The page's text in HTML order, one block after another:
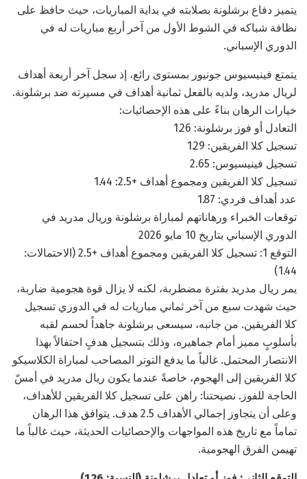
يتميز دفاع برشلونة بصلابته في بداية المباريات، حيث حافظ على
نظافة شباكه في الشوط الأول من آخر أربع مباريات له في
الدوري الإسباني.
يتمتع فينيسيوس جونيور بمستوى رائع، إذ سجل آخر أربعة أهداف
لريال مدريد، ولديه بالفعل ثمانية أهداف في مسيرته ضد برشلونة.
خيارات الرهان بناءً على هذه الإحصائيات:
التعادل أو فوز برشلونة: 1.26
تسجيل كلا الفريقين: 1.29
تسجيل فينيسيوس: 2.65
تسجيل كلا الفريقين ومجموع أهداف +2.5: 1.44
عدد أهداف فردي: 1.87
توقعات الخبراء ورهاناتهم لمباراة برشلونة وريال مدريد في
الدوري الإسباني بتاريخ 10 مايو 2026
التوقع 1: تسجيل كلا الفريقين ومجموع أهداف +2.5 (الاحتمالات:
1.44)
يمر ريال مدريد بفترة مضطربة، لكنه لا يزال قوة هجومية ضاربة،
حيث شهدت سبع من آخر ثماني مباريات له في الدوري تسجيل
كلا الفريقين. من جانبه، سيسعى برشلونة جاهداً لحسم لقبه
بأسلوبٍ مميز أمام جماهيره، وذلك بتسجيل هدفٍ احتفالاً بهذا
الانتصار المحتمل. غالباً ما يدفع التوتر المصاحب لمباراة الكلاسيكو
كلا الفريقين إلى الهجوم، خاصةً عندما يكون ريال مدريد في أمسّ
الحاجة للفوز. نصيحتنا: راهن على تسجيل كلا الفريقين للأهداف،
وعلى أن يتجاوز إجمالي الأهداف 2.5 هدف. يتوافق هذا الرهان
تماماً مع تاريخ هذه المواجهات والإحصائيات الحديثة، حيث غالباً ما
تهيمن الفرق الهجومية.